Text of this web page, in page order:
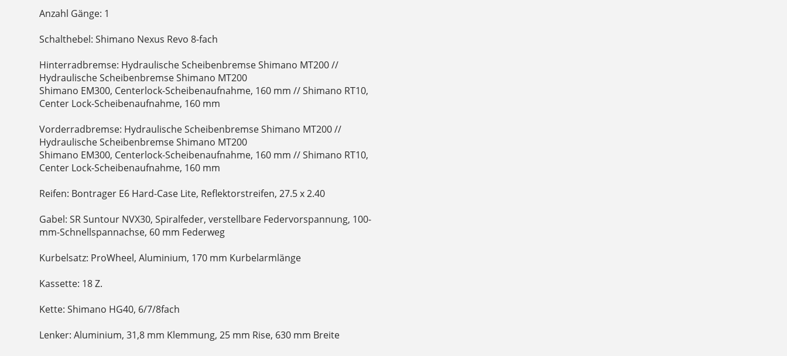
Anzahl Gänge: 1
Schalthebel: Shimano Nexus Revo 8-fach
Hinterradbremse: Hydraulische Scheibenbremse Shimano MT200 //
Hydraulische Scheibenbremse Shimano MT200
Shimano EM300, Centerlock-Scheibenaufnahme, 160 mm // Shimano RT10,
Center Lock-Scheibenaufnahme, 160 mm
Vorderradbremse: Hydraulische Scheibenbremse Shimano MT200 //
Hydraulische Scheibenbremse Shimano MT200
Shimano EM300, Centerlock-Scheibenaufnahme, 160 mm // Shimano RT10,
Center Lock-Scheibenaufnahme, 160 mm
Reifen: Bontrager E6 Hard-Case Lite, Reflektorstreifen, 27.5 x 2.40
Gabel: SR Suntour NVX30, Spiralfeder, verstellbare Federvorspannung, 100-
mm-Schnellspannachse, 60 mm Federweg
Kurbelsatz: ProWheel, Aluminium, 170 mm Kurbelarmlänge
Kassette: 18 Z.
Kette: Shimano HG40, 6/7/8fach
Lenker: Aluminium, 31,8 mm Klemmung, 25 mm Rise, 630 mm Breite